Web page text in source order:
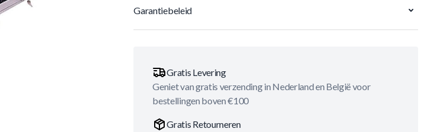
Garantiebeleid
Gratis Levering
Geniet van gratis verzending in Nederland en België voor
bestellingen boven €100
Gratis Retourneren